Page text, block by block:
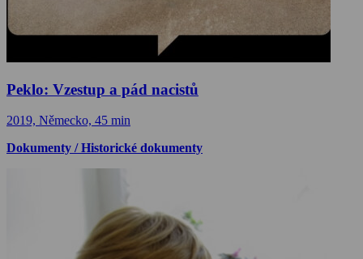
Peklo: Vzestup a pád nacistů
2019, Německo, 45 min
Dokumenty / Historické dokumenty